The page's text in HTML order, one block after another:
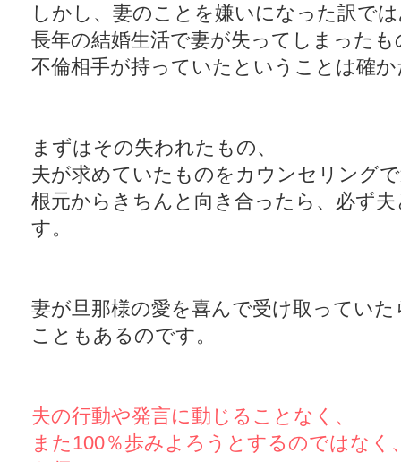
しかし、妻のことを嫌いになった訳で
長年の結婚生活で妻が失ってしまったも
不倫相手が持っていたということは確
まずはその失われたもの、
夫が求めていたものをカウンセリング
根元からきちんと向き合ったら、必ず
す。
妻が旦那様の愛を喜んで受け取ってい
こともあるのです。
夫の行動や発言に動じることなく、
また100％歩みよろうとするのではなく